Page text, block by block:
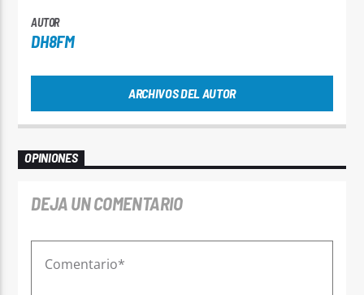
AUTOR
DH8FM
ARCHIVOS DEL AUTOR
OPINIONES
DEJA UN COMENTARIO